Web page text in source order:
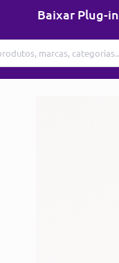
Baixar Plug-in